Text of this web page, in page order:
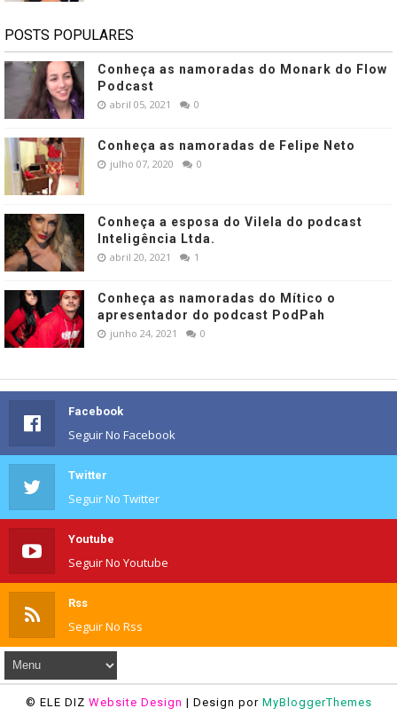
POSTS POPULARES
Conheça as namoradas do Monark do Flow
Podcast
abril 05, 2021 0
Conheça as namoradas de Felipe Neto
julho 07, 2020 0
Conheça a esposa do Vilela do podcast
Inteligência Ltda.
abril 20, 2021 1
Conheça as namoradas do Mítico o
apresentador do podcast PodPah
junho 24, 2021 0
Facebook
Seguir No Facebook
Twitter
Seguir No Twitter
Youtube
Seguir No Youtube
Rss
Seguir No Rss
© ELE DIZ Website Design | Design por MyBloggerThemes